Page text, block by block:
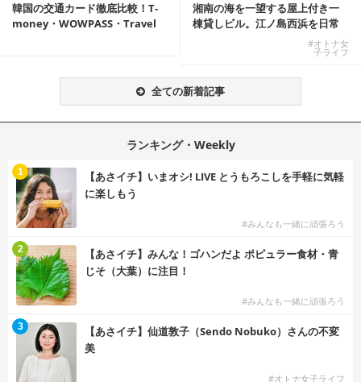
韓国の交通カード徹底比較！T-
money・WOWPASS・Travel
湘南の海を一望する屋上付き一
棟貸しビル。江ノ島西浜を日常
#オトナ女
子ライフ
全ての新着記事
ランキング・Weekly
【あさイチ】いまオシ! LIVE とうもろこしを手軽に気軽
に楽しもう
#みんなも一緒に頑張ろう
1
【あさイチ】みんな！ゴハンだよ ポピュラー食材・青
じそ（大葉）に注目！
#みんなも一緒に頑張ろう
2
【あさイチ】仙道敦子（Sendo Nobuko）さんの不変
美
#オトナ女子ライフ
3